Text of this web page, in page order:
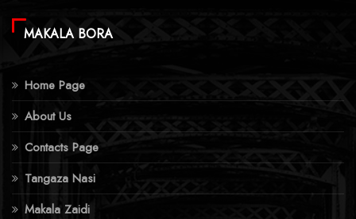
MAKALA BORA
Home Page
About Us
Contacts Page
Tangaza Nasi
Makala Zaidi